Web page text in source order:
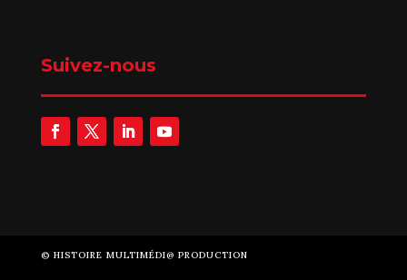
Suivez-nous
© HISTOIRE MULTIMÉDI@ PRODUCTION